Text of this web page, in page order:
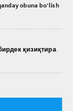
obuna bo‘lish
қизиқтира